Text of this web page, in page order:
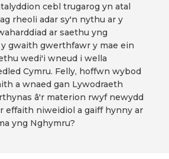
cebl trugarog yn atal
rheoli adar sy'n nythu ar y
ar saethu yng
gwaith gwerthfawr y mae ein
wedi'i wneud i wella
Cymru. Felly, hoffwn wybod
a wnaed gan Lywodraeth
â'r materion rwyf newydd
effaith niweidiol a gaiff hynny ar
yng Nghymru?